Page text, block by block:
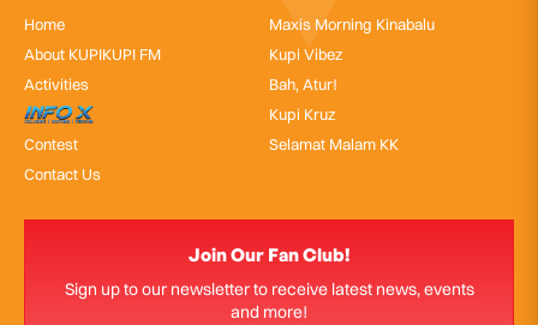
Home
About KUPIKUPI FM
Activities
InfoX
Contest
Contact Us
Maxis Morning Kinabalu
Kupi Vibez
Bah, Atur!
Kupi Kruz
Selamat Malam KK
Join Our Fan Club!
Sign up to our newsletter to receive latest news, events
and more!